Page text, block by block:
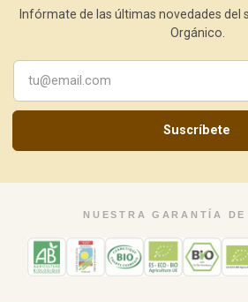
Infórmate de las últimas novedades del
Orgánico.
Suscríbete
NUESTRA GARANTÍA